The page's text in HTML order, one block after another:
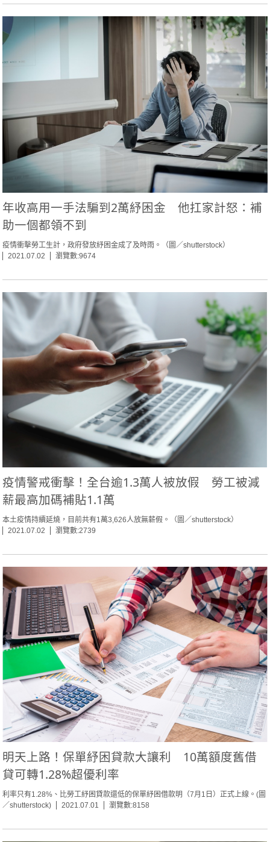
年收高用一手法騙到2萬紓困金 他扛家計怒：補
助一個都領不到
疫情衝擊勞工生計，政府發放紓困金成了及時雨。（圖／shutterstock）
2021.07.02
瀏覽數:9674
疫情警戒衝擊！全台逾1.3萬人被放假 勞工被減
薪最高加碼補貼1.1萬
本土疫情持續延燒，目前共有1萬3,626人放無薪假。（圖／shutterstock）
2021.07.02
瀏覽數:2739
明天上路！保單紓困貸款大讓利 10萬額度舊借
貸可轉1.28%超優利率
利率只有1.28%、比勞工紓困貸款還低的保單紓困借款明（7月1日）正式上線。(圖
／shutterstock)
2021.07.01 瀏覽數:8158